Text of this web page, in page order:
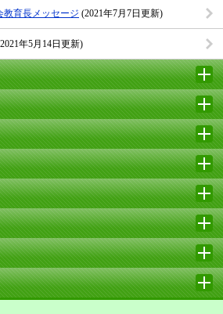
教育長メッセージ (2021年7月7日更新)
年5月14日更新)